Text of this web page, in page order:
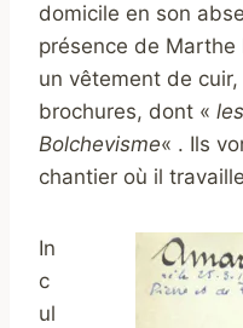
domicile en son
présence de
un vêtement de
brochures, dont «
Bolchevisme« . Ils
chantier où il
In
c
ul